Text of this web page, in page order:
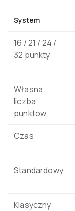
System
16 / 21 / 24 /
32 punkty
Własna
liczba
punktów
Czas
Standardowy
Klasyczny